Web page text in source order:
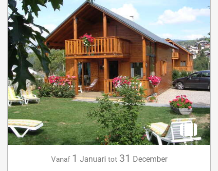
Vanaf 1 Januari tot 31 December